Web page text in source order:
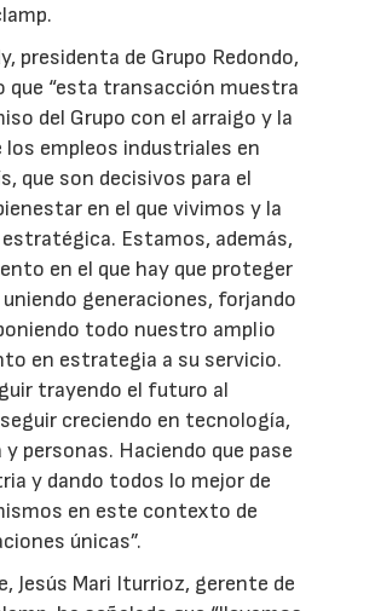
presidenta de Grupo Redondo,
que “esta transacción muestra
del Grupo con el arraigo y la
los empleos industriales en
que son decisivos para el
en el que vivimos y la
Estamos, además,
en el que hay que proteger
generaciones, forjando
todo nuestro amplio
en estrategia a su servicio.
trayendo el futuro al
creciendo en tecnología,
personas. Haciendo que pase
y dando todos lo mejor de
en este contexto de
únicas”.
Jesús Mari Iturrioz, gerente de